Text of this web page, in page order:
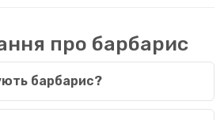
про барбарис
барбарис?